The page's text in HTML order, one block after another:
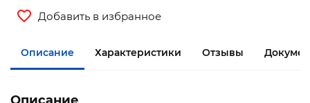
Добавить в избранное
Описание Характеристики Отзывы